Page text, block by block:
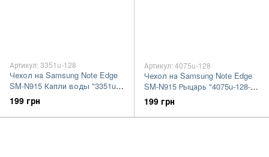
Артикул: 3351u-128
Чехол на Samsung Note Edge
SM-N915 Капли воды "3351u-
128-7105"
199 грн
Артикул: 4075u-128
Чехол на Samsung Note Edge
SM-N915 Рыцарь "4075u-128-
7105"
199 грн